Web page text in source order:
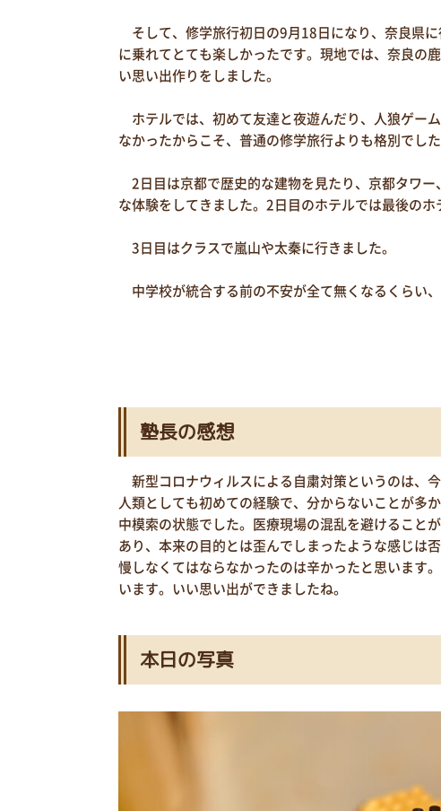
そして、修学旅行初日の9月18日になり、奈良県
に乗れてとても楽しかったです。現地では、奈良の
い思い出作りをしました。
ホテルでは、初めて友達と夜遊んだり、人狼ゲー
なかったからこそ、普通の修学旅行よりも格別でした
2日目は京都で歴史的な建物を見たり、京都タワ
な体験をしてきました。2日目のホテルでは最後の
3日目はクラスで嵐山や太秦に行きました。
中学校が統合する前の不安が全て無くなるくらい
塾長の感想
新型コロナウィルスによる自粛対策というのは、
人類としても初めての経験で、分からないことが多
中模索の状態でした。医療現場の混乱を避けること
あり、本来の目的とは歪んでしまったような感じは
慢しなくてはならなかったのは辛かったと思います
います。いい思い出ができましたね。
本日の写真